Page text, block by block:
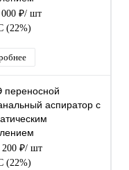
000 ₽/ шт
(22%)
переносной
аспиратор с
200 ₽/ шт
(22%)